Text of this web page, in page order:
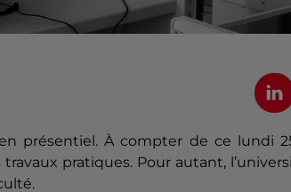
présentiel. À compter de ce lundi
pratiques. Pour autant,